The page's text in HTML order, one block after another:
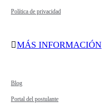
Política de privacidad
MÁS INFORMACIÓN
Blog
Portal del postulante